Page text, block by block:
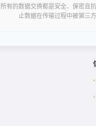
所有的数据交换都是安全、保密且
止数据在传输过程中被第三
·
·